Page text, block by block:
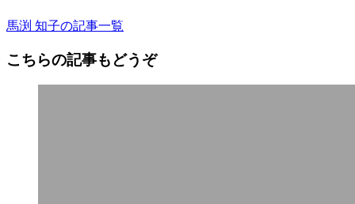
馬渕 知子の記事一覧
こちらの記事もどうぞ